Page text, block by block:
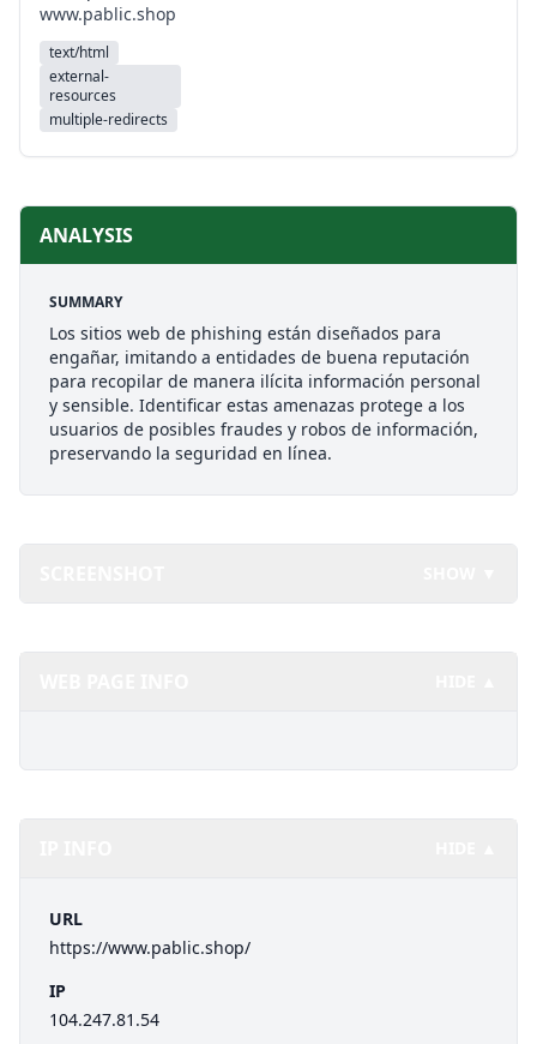
www.pablic.shop
text/html
external-
resources
multiple-redirects
ANALYSIS
SUMMARY
Los sitios web de phishing están diseñados para
engañar, imitando a entidades de buena reputación
para recopilar de manera ilícita información personal
y sensible. Identificar estas amenazas protege a los
usuarios de posibles fraudes y robos de información,
preservando la seguridad en línea.
URL
https://www.pablic.shop/
IP
104.247.81.54